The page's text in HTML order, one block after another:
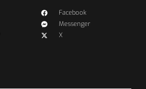
Facebook
Messenger
X